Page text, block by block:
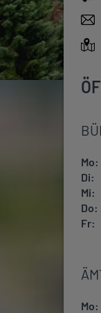
Mo:
Di:
Mi:
Do:
Fr:
Mo: